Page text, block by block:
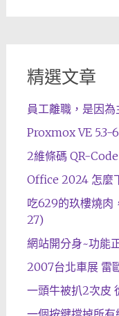
精選文章
員工離職，是因
Proxmox VE 5.3-
2維條碼 QR-
Office 2024 怎麼
吃629的玖樓燒肉
27)
網站開分身~功能
2007台北車展 雷
一頭牛被扒2次皮